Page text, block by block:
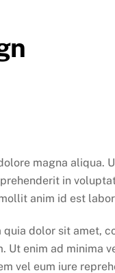
magna aliqua.
in
anim id est
dolor sit amet,
enim ad minima
vel eum iure